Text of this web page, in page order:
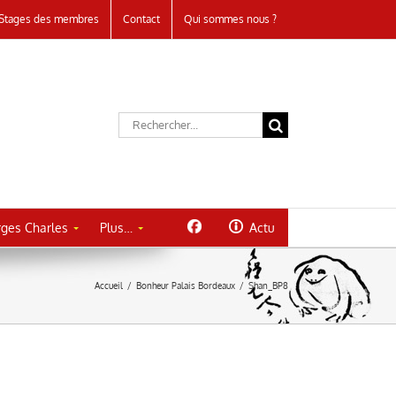
des membres Contact Qui sommes nous ?
Rechercher:
Charles Plus… Actu
Accueil / Bonheur Palais Bordeaux / Shan_BP8